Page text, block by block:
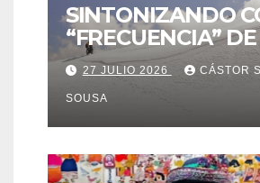
SINTONIZANDO
“FRECUENCIA”
ESTRELLA DE LA
QOYLLUR´RITTI
27 JULIO 2026 CÁSTOR
SOUSA